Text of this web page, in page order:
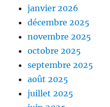
janvier 2026
décembre 2025
novembre 2025
octobre 2025
septembre 2025
août 2025
juillet 2025